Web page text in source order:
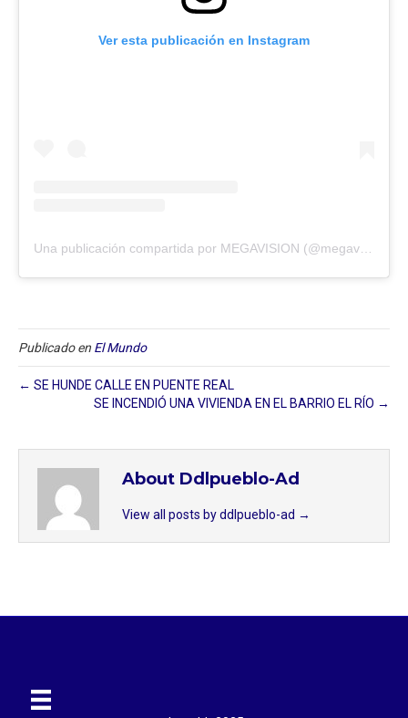
Ver esta publicación en Instagram
Publicado en El Mundo
← SE HUNDE CALLE EN PUENTE REAL
SE INCENDIÓ UNA VIVIENDA EN EL BARRIO EL RÍO →
About Ddlpueblo-Ad
View all posts by ddlpueblo-ad →